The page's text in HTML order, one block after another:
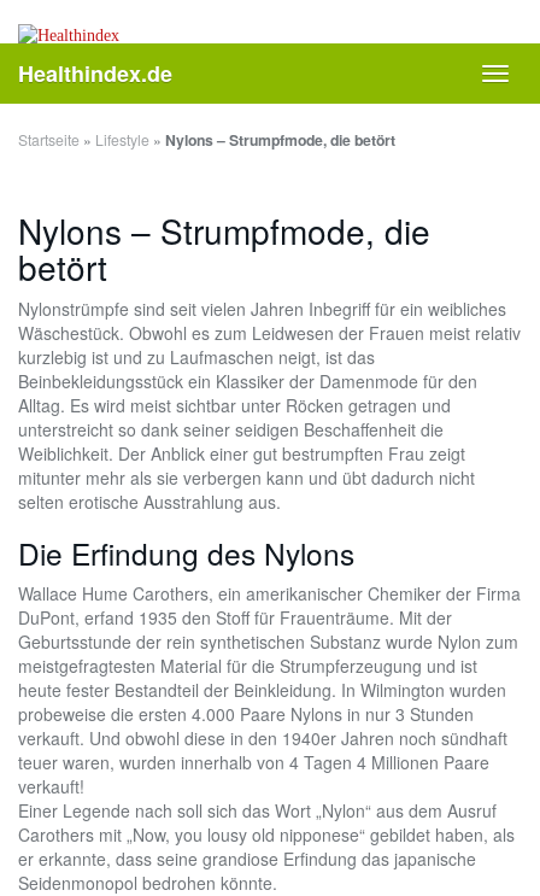
content
Healthindex.de
Startseite » Lifestyle » Nylons – Strumpfmode, die betört
Nylons – Strumpfmode, die
betört
Nylonstrümpfe sind seit vielen Jahren Inbegriff für ein weibliches
Wäschestück. Obwohl es zum Leidwesen der Frauen meist relativ
kurzlebig ist und zu Laufmaschen neigt, ist das
Beinbekleidungsstück ein Klassiker der Damenmode für den
Alltag. Es wird meist sichtbar unter Röcken getragen und
unterstreicht so dank seiner seidigen Beschaffenheit die
Weiblichkeit. Der Anblick einer gut bestrumpften Frau zeigt
mitunter mehr als sie verbergen kann und übt dadurch nicht
selten erotische Ausstrahlung aus.
Die Erfindung des Nylons
Wallace Hume Carothers, ein amerikanischer Chemiker der Firma
DuPont, erfand 1935 den Stoff für Frauenträume. Mit der
Geburtsstunde der rein synthetischen Substanz wurde Nylon zum
meistgefragtesten Material für die Strumpferzeugung und ist
heute fester Bestandteil der Beinkleidung. In Wilmington wurden
probeweise die ersten 4.000 Paare Nylons in nur 3 Stunden
verkauft. Und obwohl diese in den 1940er Jahren noch sündhaft
teuer waren, wurden innerhalb von 4 Tagen 4 Millionen Paare
verkauft!
Einer Legende nach soll sich das Wort „Nylon“ aus dem Ausruf
Carothers mit „Now, you lousy old nipponese“ gebildet haben, als
er erkannte, dass seine grandiose Erfindung das japanische
Seidenmonopol bedrohen könnte.